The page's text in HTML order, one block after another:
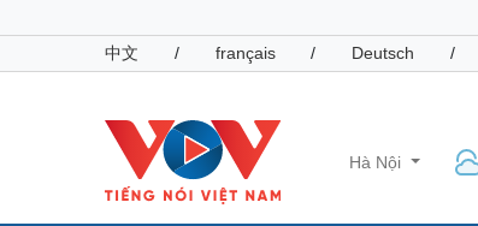
中文
/ français / Deutsch /
Hà Nội